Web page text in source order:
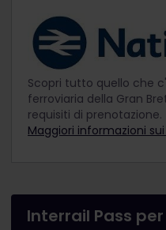
Scopri tutto quello che
ferroviaria della Gran
requisiti di prenotazione.
Maggiori informazioni
Interrail Pass